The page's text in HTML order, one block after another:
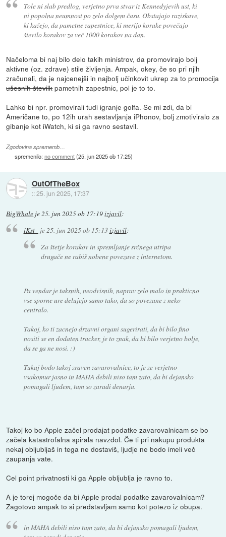
Tole ni slab predlog, verjetno prva stvar iz Kennedyjevih ust, ki
ni popolna neumnost po zelo dolgem času. Obstajajo raziskave,
ki kažejo, da pametne zapestnice, ki merijo korake povečajo
število korakov za več 1000 korakov na dan.
Načeloma bi naj bilo delo takih ministrov, da promovirajo bolj
aktivne (oz. zdrave) stile življenja. Ampak, okey, če so pri njih
zračunali, da je najcenejši in najbolj učinkovit ukrep za to promocija
ušesnih številkpametnih zapestnic, pol je to to.
Lahko bi npr. promovirali tudi igranje golfa. Se mi zdi, da bi
Američane to, po 12ih urah sestavljanja iPhonov, bolj zmotiviralo za
gibanje kot iWatch, ki si ga ravno sestavil.
Zgodovina sprememb…
spremenilo:no comment(25. jun 2025 ob 17:25)
OutOfTheBox
::25. jun 2025, 17:37
BigWhale je25. jun 2025 ob 17:19izjavil:
iKst_ je25. jun 2025 ob 15:13izjavil:
Za štetje korakov in spremljanje srčnega utripa
drugače ne rabiš nobene povezave z internetom.
Pa vendar je taksnih, neodvisnih, naprav zelo malo in prakticno
vse sporne ure delujejo samo tako, da so povezane z neko
centralo.
Takoj, ko ti zacnejo drzavni organi sugerirati, da bi bilo fino
nositi se en dodaten tracker, je to znak, da bi bilo verjetno bolje,
da se ga ne nosi. :)
Tukaj bodo takoj zraven zavarovalnice, to je ze verjetno
vsakomur jasno in MAHA debili niso tam zato, da bi dejansko
pomagali ljudem, tam so zaradi denarja.
Takoj ko bo Apple začel prodajat podatke zavarovalnicam se bo
začela katastrofalna spirala navzdol. Če ti pri nakupu produkta
nekaj obljubljaš in tega ne dostaviš, ljudje ne bodo imeli več
zaupanja vate.
Cel point privatnosti ki ga Apple obljublja je ravno to.
A je torej mogoče da bi Apple prodal podatke zavarovalnicam?
Zagotovo ampak to si predstavljam samo kot potezo iz obupa.
in MAHA debili niso tam zato, da bi dejansko pomagali ljudem,